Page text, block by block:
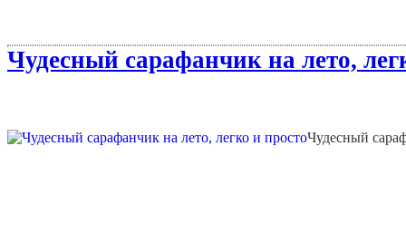
Чудесный сарафанчик на лето,
Чудесный